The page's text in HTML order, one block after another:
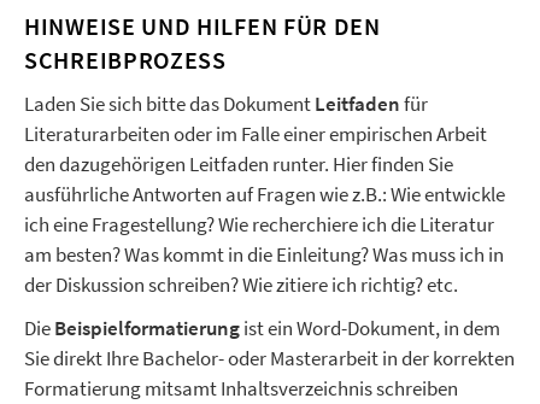
HINWEISE UND HILFEN FÜR DEN
SCHREIBPROZESS
Laden Sie sich bitte das DokumentLeitfadenfür
Literaturarbeiten oder im Falle einer empirischen Arbeit
den dazugehörigen Leitfaden runter. Hier finden Sie
ausführliche Antworten auf Fragen wie z.B.: Wie entwickle
ich eine Fragestellung? Wie recherchiere ich die Literatur
am besten? Was kommt in die Einleitung? Was muss ich in
der Diskussion schreiben? Wie zitiere ich richtig? etc.
DieBeispielformatierungist ein Word-Dokument, in dem
Sie direkt Ihre Bachelor- oder Masterarbeit in der korrekten
Formatierung mitsamt Inhaltsverzeichnis schreiben